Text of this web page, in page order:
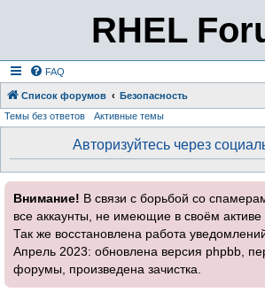
RHEL
FAQ
Список форумов Безопасность
Темы без ответов Активные темы
Авторизуйтесь через
Внимание! В связи с борьбой со
все аккаунты, не имеющие в своём
Так же восстановлена работа
Апрель 2023: обновлена версия phpbb,
форумы, произведена зачистка.